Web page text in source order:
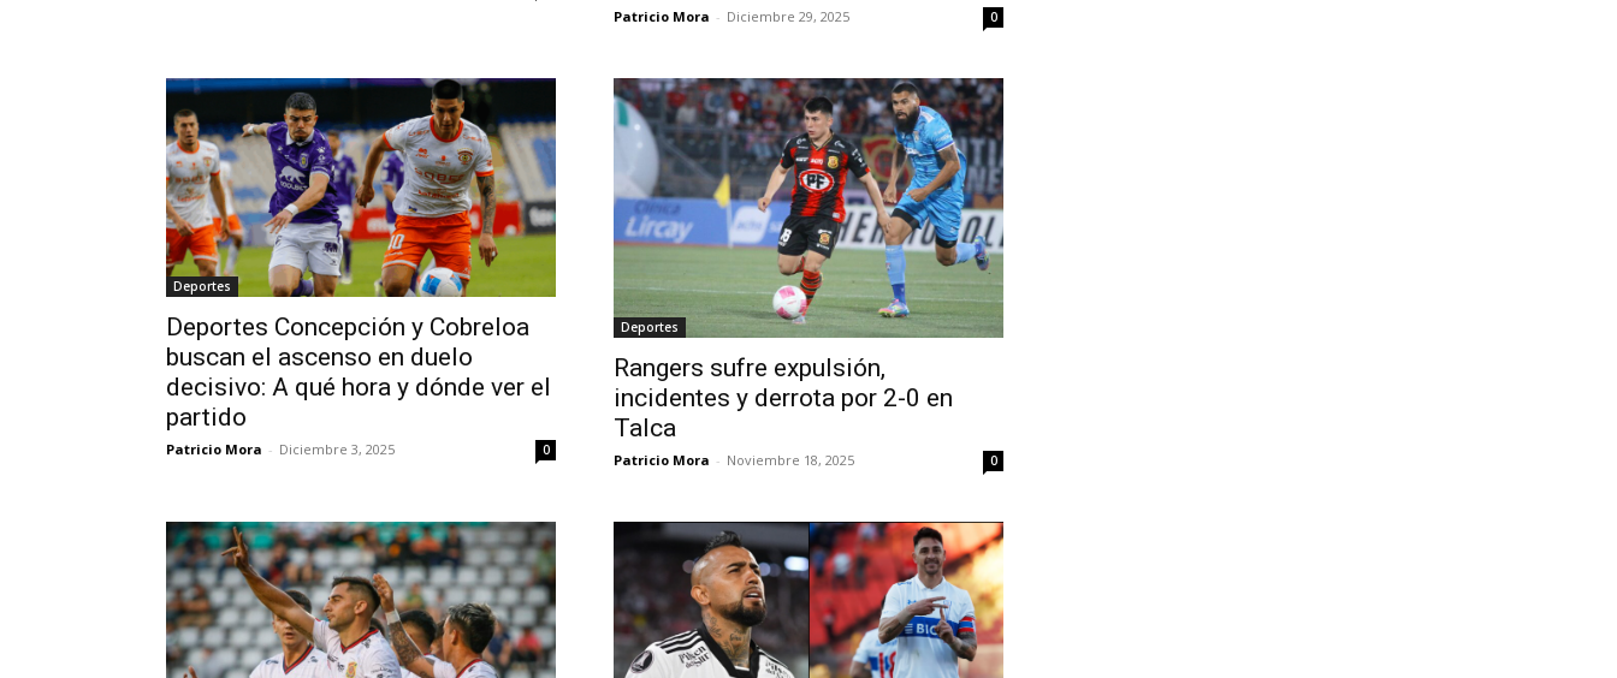
Patricio Mora - Diciembre 29, 2025 0
Deportes
Deportes Concepción y Cobreloa
buscan el ascenso en duelo
decisivo: A qué hora y dónde ver el
partido
Patricio Mora - Diciembre 3, 2025 0
Deportes
Rangers sufre expulsión,
incidentes y derrota por 2-0 en
Talca
Patricio Mora - Noviembre 18, 2025 0